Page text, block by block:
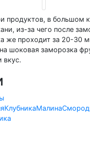
продуктов, в большом
из-за чего после
проходит за 20-30
шоковая заморозка
вкус.
КлубникаМалина